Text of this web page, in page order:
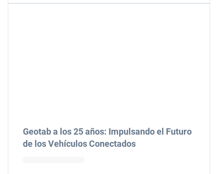
Geotab a los 25 años: Impulsando el Futuro
de los Vehículos Conectados